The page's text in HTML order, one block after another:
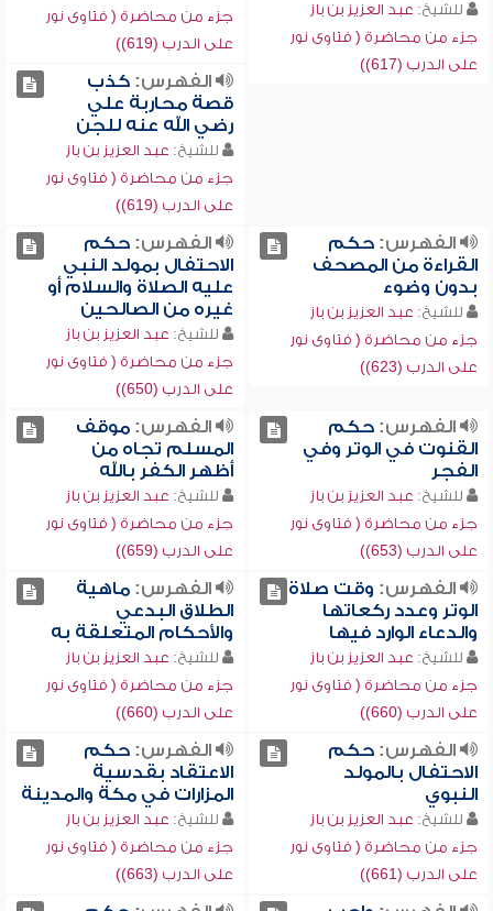
للشيخ: عبد العزيز بن باز
جزء من محاضرة ( فتاوى نور
على الدرب (617))
جزء من محاضرة ( فتاوى نور
على الدرب (619))
الفهرس:كذب
قصة محاربة علي
رضي الله عنه للجن
للشيخ: عبد العزيز بن باز
جزء من محاضرة ( فتاوى نور
على الدرب (619))
الفهرس:حكم
القراءة من المصحف
بدون وضوء
للشيخ: عبد العزيز بن باز
جزء من محاضرة ( فتاوى نور
على الدرب (623))
الفهرس:حكم
الاحتفال بمولد النبي
عليه الصلاة والسلام أو
غيره من الصالحين
للشيخ: عبد العزيز بن باز
جزء من محاضرة ( فتاوى نور
على الدرب (650))
الفهرس:حكم
القنوت في الوتر وفي
الفجر
للشيخ: عبد العزيز بن باز
جزء من محاضرة ( فتاوى نور
على الدرب (653))
الفهرس:موقف
المسلم تجاه من
أظهر الكفر بالله
للشيخ: عبد العزيز بن باز
جزء من محاضرة ( فتاوى نور
على الدرب (659))
الفهرس: وقت صلاة
الوتر وعدد ركعاتها
والدعاء الوارد فيها
للشيخ: عبد العزيز بن باز
جزء من محاضرة ( فتاوى نور
على الدرب (660))
الفهرس:ماهية
الطلاق البدعي
والأحكام المتعلقة به
للشيخ: عبد العزيز بن باز
جزء من محاضرة ( فتاوى نور
على الدرب (660))
الفهرس:حكم
الاحتفال بالمولد
النبوي
للشيخ: عبد العزيز بن باز
جزء من محاضرة ( فتاوى نور
على الدرب (661))
الفهرس:حكم
الاعتقاد بقدسية
المزارات في مكة والمدينة
للشيخ: عبد العزيز بن باز
جزء من محاضرة ( فتاوى نور
على الدرب (663))